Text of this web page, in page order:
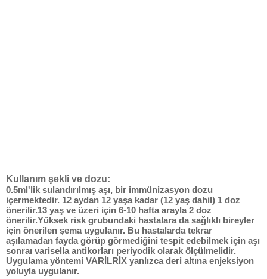
Kullanım şekli ve dozu:
0.5ml'lik sulandırılmış aşı, bir immünizasyon dozu
içermektedir. 12 aydan 12 yaşa kadar (12 yaş dahil) 1 doz
önerilir.13 yaş ve üzeri için 6-10 hafta arayla 2 doz
önerilir.Yüksek risk grubundaki hastalara da sağlıklı bireyler
için önerilen şema uygulanır. Bu hastalarda tekrar
aşılamadan fayda görüp görmediğini tespit edebilmek için aşı
sonraı varisella antikorları periyodik olarak ölçülmelidir.
Uygulama yöntemi VARİLRİX yanlızca deri altına enjeksiyon
yoluyla uygulanır.